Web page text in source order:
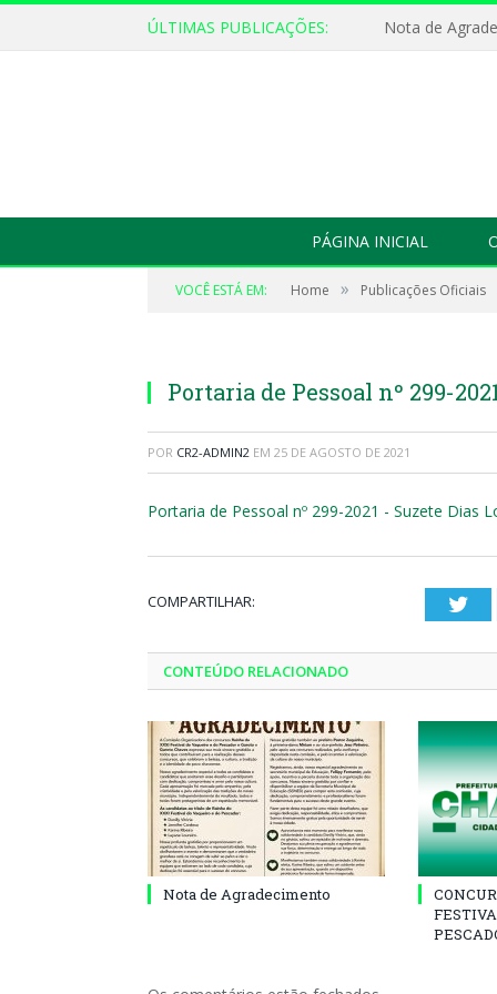
ÚLTIMAS PUBLICAÇÕES: Nota de
PÁGINA INICIAL
VOCÊ ESTÁ EM: Home » Publicações Oficiais
Portaria de Pessoal nº 299-
POR CR2-ADMIN2 EM 25 DE AGOSTO DE 2021
Portaria de Pessoal nº 299-2021 - Suzete Dias
COMPARTILHAR:
CONTEÚDO RELACIONADO
Nota de Agradecimento